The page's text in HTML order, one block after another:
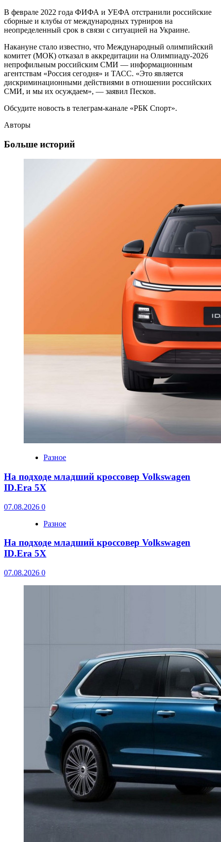
В феврале 2022 года ФИФА и УЕФА отстранили российские
сборные и клубы от международных турниров на
неопределенный срок в связи с ситуацией на Украине.
Накануне стало известно, что Международный олимпийский
комитет (МОК) отказал в аккредитации на Олимпиаду-2026
непрофильным российским СМИ — информационным
агентствам «Россия сегодня» и ТАСС. «Это является
дискриминационными действиями в отношении российских
СМИ, и мы их осуждаем», — заявил Песков.
Обсудите новость в телеграм-канале «РБК Спорт».
Авторы
Больше историй
Разное
На подходе младший кроссовер Volkswagen
ID.Era 5X
07.08.2026 0
Разное
На подходе младший кроссовер Volkswagen
ID.Era 5X
07.08.2026 0